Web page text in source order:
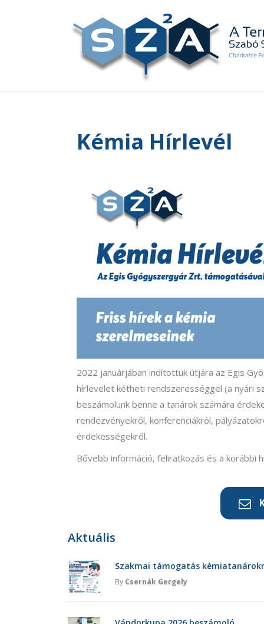
Kémia Hírlevél
2022 januárjában indítottuk útjára az Egis
hírlevelet kétheti rendszerességgel (a nyári
beszámolunk benne a tanárok számára
rendezvényekről, konferenciákról,
érdekességekről.
Bővebb információ, feliratkozás és a korábbi
Aktuális
Szakmai támogatás
By Csernák Gergely